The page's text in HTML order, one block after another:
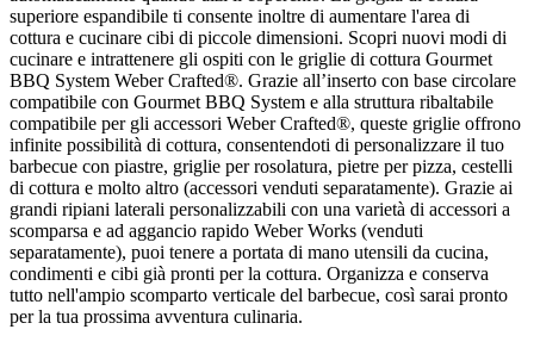
superiore espandibile ti consente inoltre di aumentare l'area di
cottura e cucinare cibi di piccole dimensioni. Scopri nuovi modi di
cucinare e intrattenere gli ospiti con le griglie di cottura Gourmet
BBQ System Weber Crafted®. Grazie all’inserto con base circolare
compatibile con Gourmet BBQ System e alla struttura ribaltabile
compatibile per gli accessori Weber Crafted®, queste griglie offrono
infinite possibilità di cottura, consentendoti di personalizzare il tuo
barbecue con piastre, griglie per rosolatura, pietre per pizza, cestelli
di cottura e molto altro (accessori venduti separatamente). Grazie ai
grandi ripiani laterali personalizzabili con una varietà di accessori a
scomparsa e ad aggancio rapido Weber Works (venduti
separatamente), puoi tenere a portata di mano utensili da cucina,
condimenti e cibi già pronti per la cottura. Organizza e conserva
tutto nell'ampio scomparto verticale del barbecue, così sarai pronto
per la tua prossima avventura culinaria.